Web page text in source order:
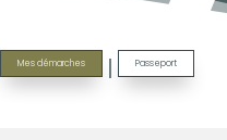
Mes démarches | Passeport